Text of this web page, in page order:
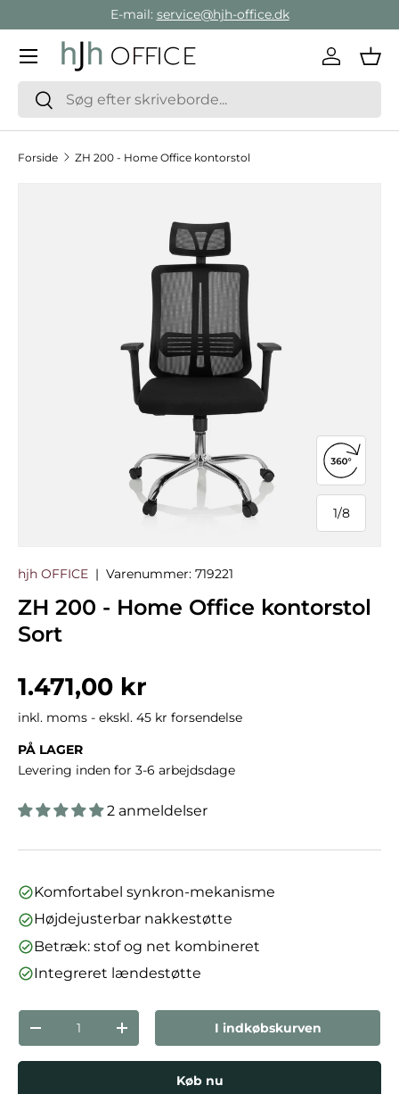
Gå direkte til indholdet
E-mail: service@hjh-office.dk
SøgSøg
Log ind
Menu
Forside ZH 200 - Home Office kontorstol
1/
af
8
Åbn
hjh OFFICE | Varenummer: 719221
ZH 200 - Home Office kontorstol
Sort
Normalpris
1.471,00 kr
inkl. moms - ekskl. 45 kr forsendelse
PÅ LAGER
Levering inden for 3-6 arbejdsdage
2 anmeldelser
Komfortabel synkron-mekanisme
Højdejusterbar nakkestøtte
Betræk: stof og net kombineret
Integreret lændestøtte
Antal
Reducer mængdenForøg mængdenI indkøbskurven
Køb nu